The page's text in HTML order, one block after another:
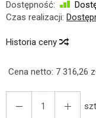
Dostępność:
Czas realizacji:
Historia ceny
Cena netto: 7 316,26
szt.